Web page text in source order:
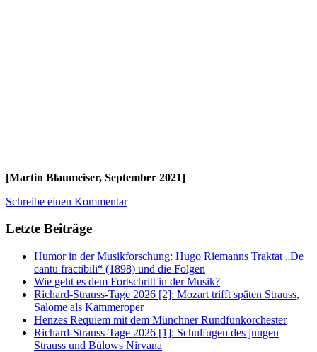
[Martin Blaumeiser, September 2021]
Schreibe einen Kommentar
Letzte Beiträge
Humor in der Musikforschung: Hugo Riemanns Traktat „De
cantu fractibili“ (1898) und die Folgen
Wie geht es dem Fortschritt in der Musik?
Richard-Strauss-Tage 2026 [2]: Mozart trifft späten Strauss,
Salome als Kammeroper
Henzes Requiem mit dem Münchner Rundfunkorchester
Richard-Strauss-Tage 2026 [1]: Schulfugen des jungen
Strauss und Bülows Nirvana